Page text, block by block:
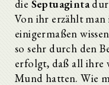
die Septuaginta
Von ihr erzählt
einigermaßen
so sehr durch den
erfolgt, daß all ihre
Mund hatten. Wie